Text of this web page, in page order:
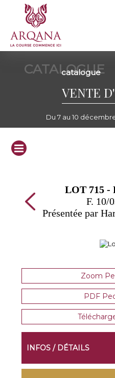
CATALOGUE
catalogue
VENTE
Du 7 au 10
LOT 715
F. 10/
Présentée par
Zoom
PDF
INFOS / DÉTAILS